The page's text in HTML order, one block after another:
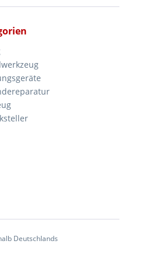
Deutschlands